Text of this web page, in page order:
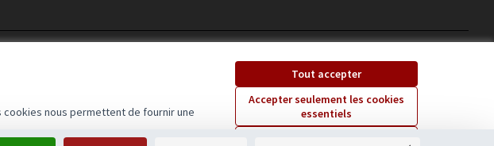
nous permettent de fournir une
Tout accepter
Accepter seulement les cookies
essentiels
(Lien externe)(Lien externe)
Licence Creative
(Lien externe)